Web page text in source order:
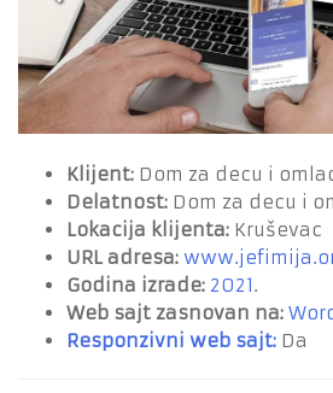
Klijent: Dom za decu i
Delatnost: Dom za decu i
Lokacija klijenta: Kruševac
URL adresa:
Godina izrade: 2021.
Web sajt zasnovan na:
Responzivni web sajt: Da